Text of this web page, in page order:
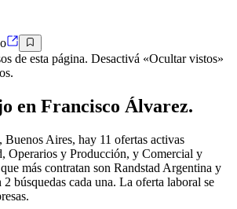
de esta página. Desactivá «Ocultar vistos»
en Francisco Álvarez.
Aires, hay 11 ofertas activas
Operarios y Producción, y Comercial y
más contratan son Randstad Argentina y
búsquedas cada una. La oferta laboral se